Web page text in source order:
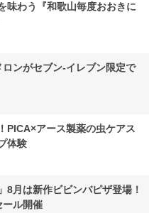
味わう『和歌山毎度おおきに
ンがセブン‐イレブン限定で
PICA×アース製薬の虫ケアス
体験
8月は新作ビビンバピザ登場！
ール開催